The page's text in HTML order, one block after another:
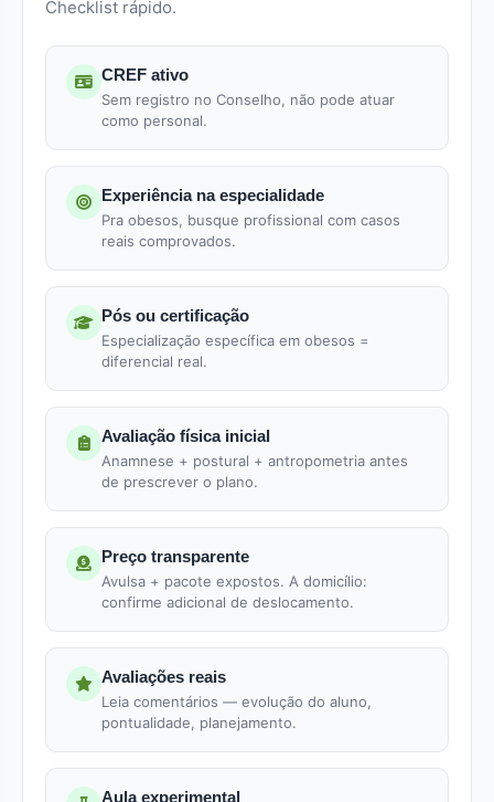
Checklist rápido.
CREF ativo
Sem registro no Conselho, não pode atuar
como personal.
Experiência na especialidade
Pra obesos, busque profissional com casos
reais comprovados.
Pós ou certificação
Especialização específica em obesos =
diferencial real.
Avaliação física inicial
Anamnese + postural + antropometria antes
de prescrever o plano.
Preço transparente
Avulsa + pacote expostos. A domicílio:
confirme adicional de deslocamento.
Avaliações reais
Leia comentários — evolução do aluno,
pontualidade, planejamento.
Aula experimental